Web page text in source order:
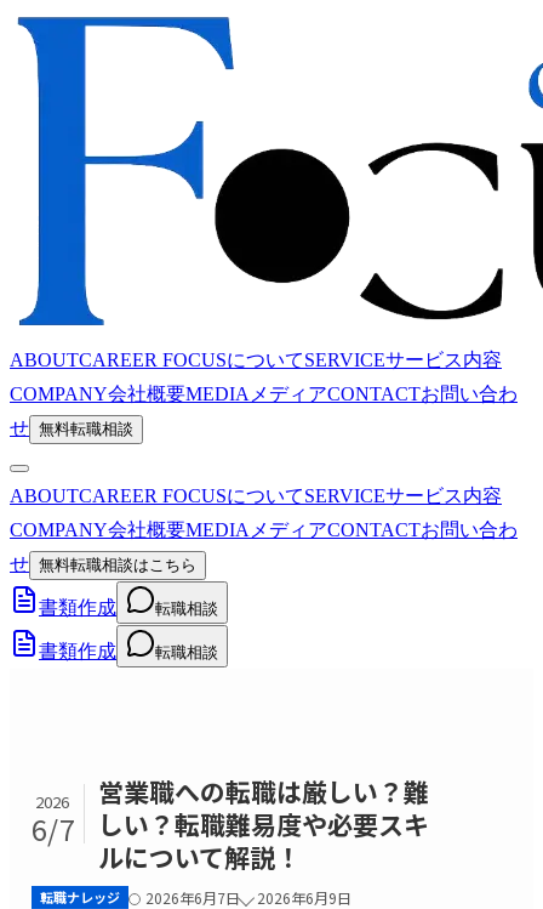
ABOUTCAREER FOCUSについてSERVICEサービス内容
COMPANY会社概要MEDIA メディアCONTACTお問い合わ
せ 無料転職相談
ABOUTCAREER FOCUSについてSERVICEサービス内容
COMPANY会社概要MEDIA メディアCONTACTお問い合わ
せ 無料転職相談はこちら
書類作成 転職相談
書類作成 転職相談
2026
6/7
営業職への転職は厳しい？難
しい？転職難易度や必要スキ
ルについて解説！
転職ナレッジ 2026年6月7日 2026年6月9日